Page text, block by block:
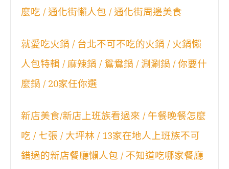
麼吃 / 通化街懶人包 / 通化街周邊美食
就愛吃火鍋 / 台北不可不吃的火鍋 / 火鍋懶
人包特輯 / 麻辣鍋 / 鴛鴦鍋 / 涮涮鍋 / 你要什
麼鍋 / 20家任你選
新店美食/新店上班族看過來 / 午餐晚餐怎麼
吃 / 七張 / 大坪林 / 13家在地人上班族不可
錯過的新店餐廳懶人包 / 不知道吃哪家餐廳